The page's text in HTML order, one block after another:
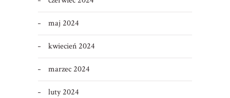
maj 2024
kwiecień 2024
marzec 2024
luty 2024